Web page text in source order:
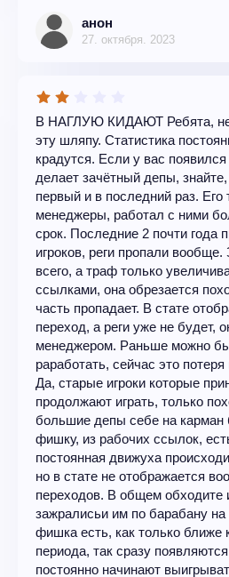
анон
27. октября. 2023
В НАГЛУЮ КИДАЮТ Ребята, не
эту шляпу. Статистика
крадутся. Если у вас появился
делает зачётный депы,
первый и в последний раз. Его
менеджеры, работал с ними
срок. Последние 2 почти года
игроков, реги пропали вообще.
всего, а траф только
ссылками, она обрезается
часть пропадает. В стате
переход, а реги уже не будет,
менеджером. Раньше можно
раработать, сейчас это
Да, старые игроки которые
продолжают играть, только
большие депы себе на карман
фишку, из рабочих ссылок,
постоянная движуха
но в стате не отображается
переходов. В общем обходите
зажралисьи им по барабану
фишка есть, как только ближе
периода, так сразу
постоянно начинают